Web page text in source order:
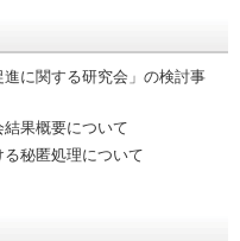
進に関する研究会」の検討事
結果概要について
る秘匿処理について